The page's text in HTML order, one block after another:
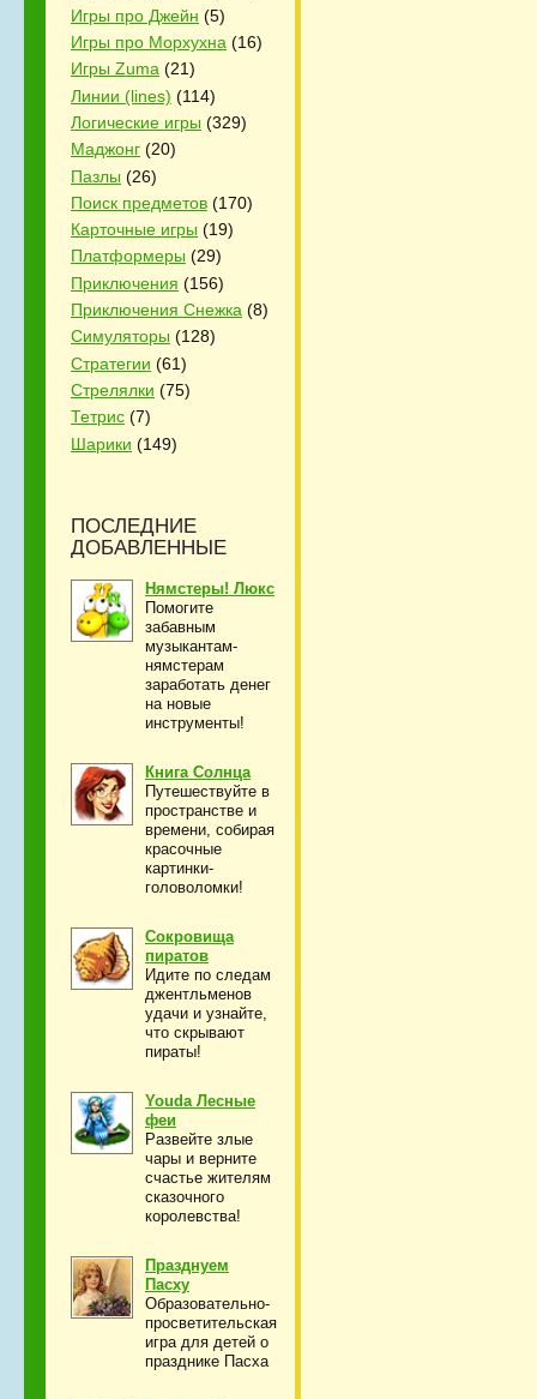
Игры про Джейн (5)
Игры про Морхухна (16)
Игры Zuma (21)
Линии (lines) (114)
Логические игры (329)
Маджонг (20)
Пазлы (26)
Поиск предметов (170)
Карточные игры (19)
Платформеры (29)
Приключения (156)
Приключения Снежка (8)
Симуляторы (128)
Стратегии (61)
Стрелялки (75)
Тетрис (7)
Шарики (149)
ПОСЛЕДНИЕ
ДОБАВЛЕННЫЕ
Нямстеры! Люкс
Помогите
забавным
музыкантам-
нямстерам
заработать денег
на новые
инструменты!
Книга Солнца
Путешествуйте в
пространстве и
времени, собирая
красочные
картинки-
головоломки!
Сокровища
пиратов
Идите по следам
джентльменов
удачи и узнайте,
что скрывают
пираты!
Youda Лесные
феи
Развейте злые
чары и верните
счастье жителям
сказочного
королевства!
Празднуем
Пасху
Образовательно-
просветительская
игра для детей о
празднике Пасха